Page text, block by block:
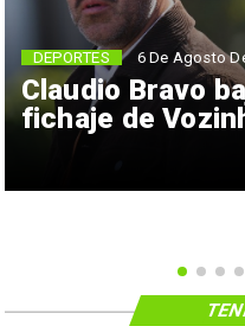
Claudio Bravo
fichaje de
DEPORTES 6 De Agosto